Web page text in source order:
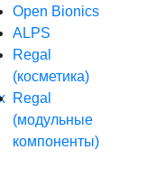
Open Bionics
ALPS
Regal
(косметика)
Regal
(модульные
компоненты)